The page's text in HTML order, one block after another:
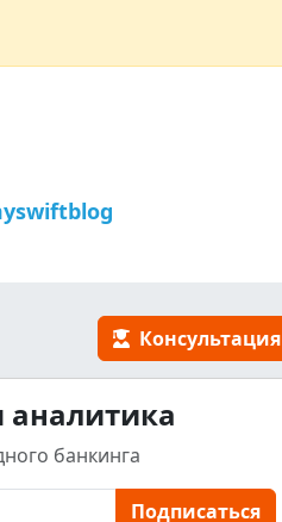
Консультация
банкинга
Подписаться